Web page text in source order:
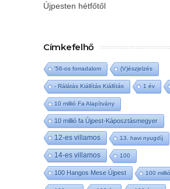
Újpesten hétfőtől
Címkefelhő
'56-os forradalom (V)észjelzés
- Rálátás Kiállítás Kiállítás 1 év
10 millió Fa Alapítvány
10 millió fa Újpest-Káposztásmegyer
12-es villamos 13. havi nyugdíj
14-es villamos 100
100 Hangos Mese Újpest 100